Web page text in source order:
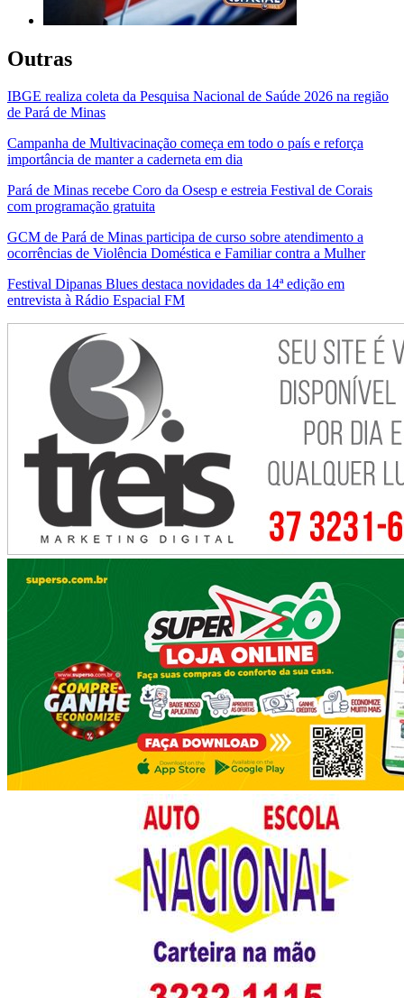
Outras
IBGE realiza coleta da Pesquisa Nacional de Saúde 2026 na região
de Pará de Minas
Campanha de Multivacinação começa em todo o país e reforça
importância de manter a caderneta em dia
Pará de Minas recebe Coro da Osesp e estreia Festival de Corais
com programação gratuita
GCM de Pará de Minas participa de curso sobre atendimento a
ocorrências de Violência Doméstica e Familiar contra a Mulher
Festival Dipanas Blues destaca novidades da 14ª edição em
entrevista à Rádio Espacial FM